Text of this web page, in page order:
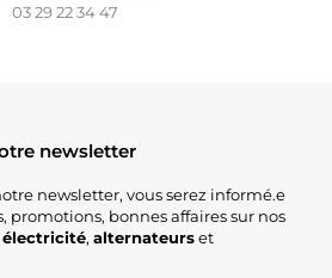
03 29 22 34 47
newsletter
newsletter, vous serez informé.e
promotions, bonnes affaires sur nos
électricité, alternateurset